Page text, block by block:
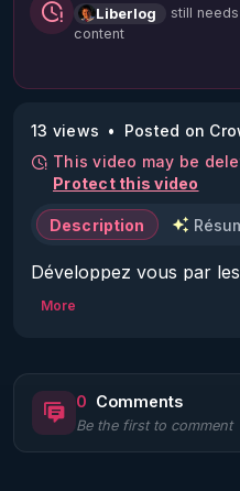
Liberlog
still
content
13 views
Posted on
This video may be
Protect this video
Description
Développez vous par
More
0 Comments
Be the first to comment